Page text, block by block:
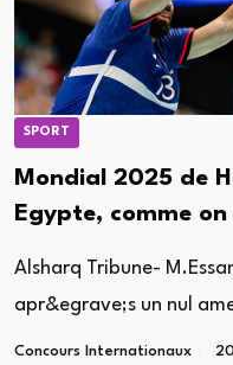
SPORT
Mondial 2025 de
Egypte, comme
Alsharq Tribune-
apr&egrave;s un nul
Concours Internationaux